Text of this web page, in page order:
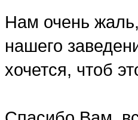
Нам очень
нашего
хочется, чтоб